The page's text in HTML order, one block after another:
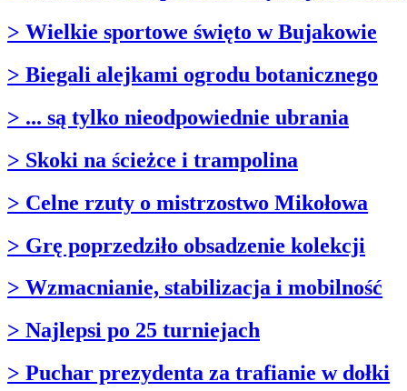
> Wielkie sportowe święto w Bujakowie
> Biegali alejkami ogrodu botanicznego
> ... są tylko nieodpowiednie ubrania
> Skoki na ścieżce i trampolina
> Celne rzuty o mistrzostwo Mikołowa
> Grę poprzedziło obsadzenie kolekcji
> Wzmacnianie, stabilizacja i mobilność
> Najlepsi po 25 turniejach
> Puchar prezydenta za trafianie w dołki